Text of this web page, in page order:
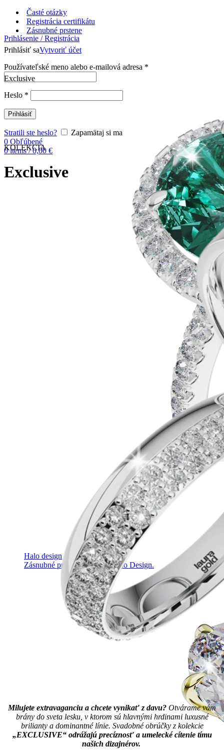
Časté otázky
Registrácia certifikátu
Prihlásenie / Registrácia
Prihlásiť saVytvoriť účet
Používateľské meno alebo e-mailová adresa *
Heslo *
Prihlásiť
Stratili ste heslo?
Zapamätaj si ma
0 Obľúbené
0items / 0,00 €
Zásnubné prstene
Halo design
Zásnubné prstne z kolekcie Halo Design.
Exclusive
KOLEKCIA
Exclusive
Milujete extravaganciu a chcete vynikať z davu? Otvárame vám
brány do sveta lesku, v ktorom sú hlavnými hrdinami luxusné
brilianty a dominantné línie. Svadobné obrúčky z kolekcie
„EXCLUSIVE“ odrážajú precíznosť a umelecké cítenie tímu
našich dizajnérov.